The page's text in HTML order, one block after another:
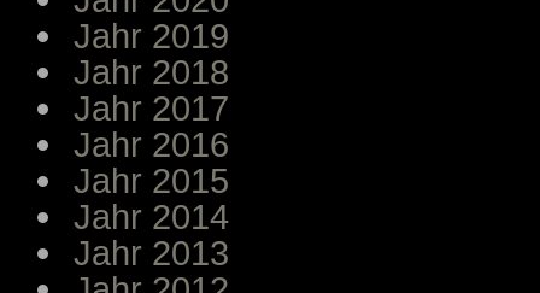
Jahr 2019
Jahr 2018
Jahr 2017
Jahr 2016
Jahr 2015
Jahr 2014
Jahr 2013